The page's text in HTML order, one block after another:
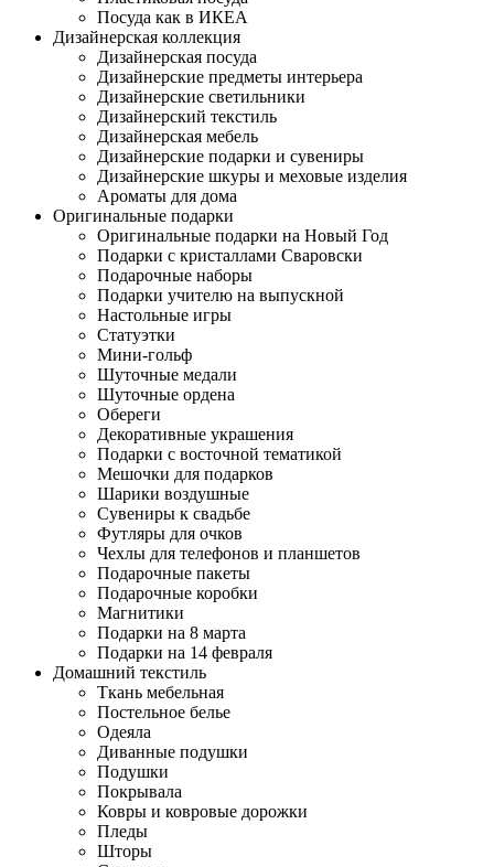
Посуда как в ИКЕА
Дизайнерская коллекция
Дизайнерская посуда
Дизайнерские предметы интерьера
Дизайнерские светильники
Дизайнерский текстиль
Дизайнерская мебель
Дизайнерские подарки и сувениры
Дизайнерские шкуры и меховые изделия
Ароматы для дома
Оригинальные подарки
Оригинальные подарки на Новый Год
Подарки с кристаллами Сваровски
Подарочные наборы
Подарки учителю на выпускной
Настольные игры
Статуэтки
Мини-гольф
Шуточные медали
Шуточные ордена
Обереги
Декоративные украшения
Подарки с восточной тематикой
Мешочки для подарков
Шарики воздушные
Сувениры к свадьбе
Футляры для очков
Чехлы для телефонов и планшетов
Подарочные пакеты
Подарочные коробки
Магнитики
Подарки на 8 марта
Подарки на 14 февраля
Домашний текстиль
Ткань мебельная
Постельное белье
Одеяла
Диванные подушки
Подушки
Покрывала
Ковры и ковровые дорожки
Пледы
Шторы